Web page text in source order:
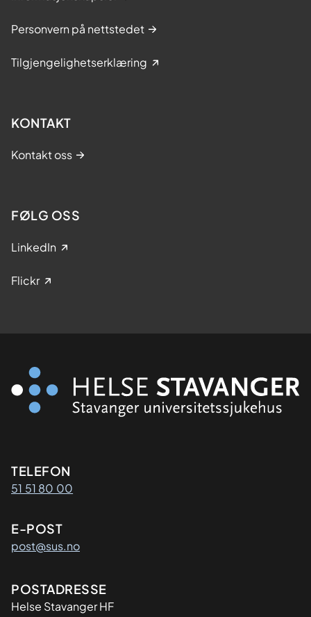
Personvern på nettstedet
Tilgjengelighetserklæring
KONTAKT
Kontakt oss
FØLG OSS
LinkedIn
Flickr
Kontaktinformasjon
TELEFON
51 51 80 00
E-POST
post@sus.no
Adresse
POSTADRESSE
Helse Stavanger HF